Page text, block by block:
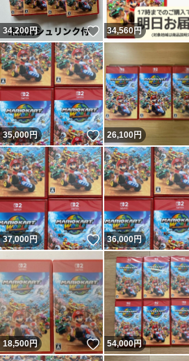
34,200円 いいね！
34,560円
35,000円 いいね！
26,100円
37,000円 いいね！
36,000円
18,500円 いいね！
54,000円